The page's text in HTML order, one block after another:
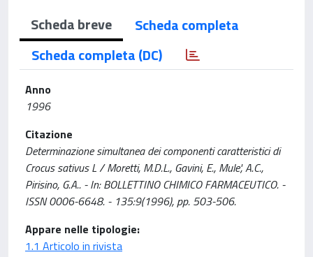
Scheda breve
Scheda completa
Scheda completa (DC)
Anno
1996
Citazione
Determinazione simultanea dei componenti caratteristici di
Crocus sativus L / Moretti, M.D.L., Gavini, E., Mule', A.C.,
Pirisino, G.A.. - In: BOLLETTINO CHIMICO FARMACEUTICO. -
ISSN 0006-6648. - 135:9(1996), pp. 503-506.
Appare nelle tipologie:
1.1 Articolo in rivista